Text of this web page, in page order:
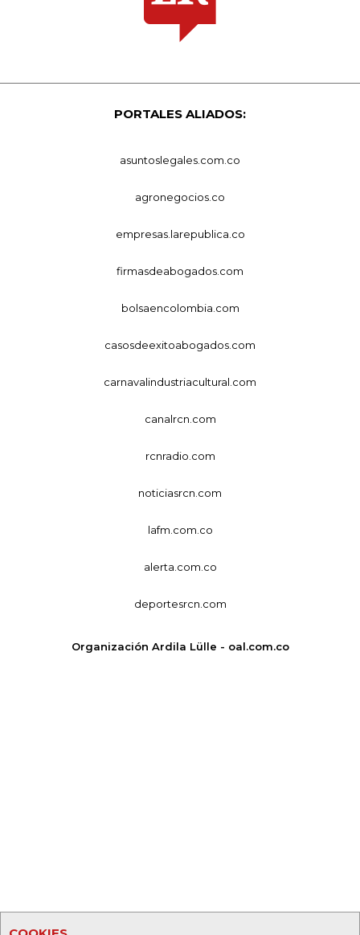
PORTALES ALIADOS:
asuntoslegales.com.co
agronegocios.co
empresas.larepublica.co
firmasdeabogados.com
bolsaencolombia.com
casosdeexitoabogados.com
carnavalindustriacultural.com
canalrcn.com
rcnradio.com
noticiasrcn.com
lafm.com.co
alerta.com.co
deportesrcn.com
Organización Ardila Lülle - oal.com.co